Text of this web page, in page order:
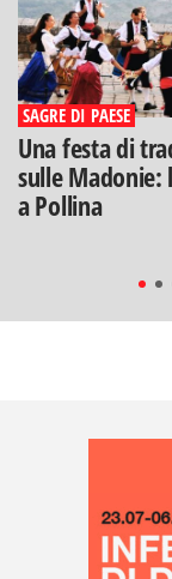
SAGRE DI PAESE
Una festa di
sulle Madonie:
a Pollina